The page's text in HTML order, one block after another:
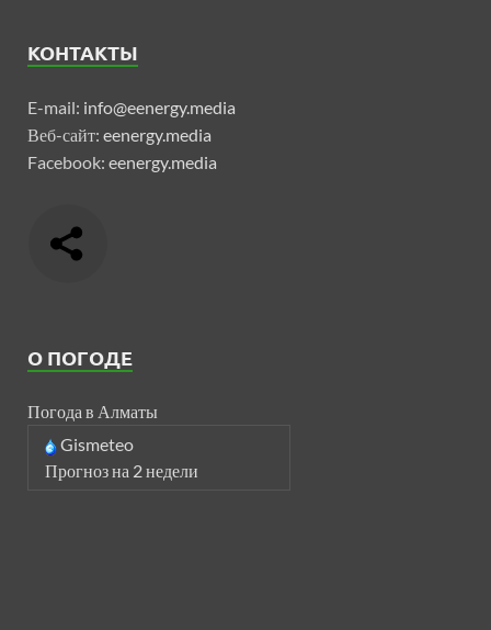
КОНТАКТЫ
E-mail: info@eenergy.media
Веб-сайт: eenergy.media
Facebook: eenergy.media
О ПОГОДЕ
Погода в Алматы
Gismeteo
Прогноз на 2 недели